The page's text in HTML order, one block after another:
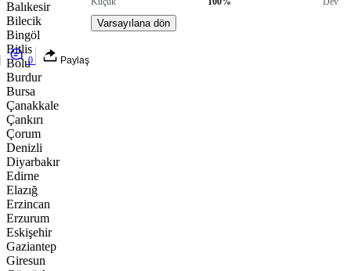
Balıkesir
Bilecik
Bingöl
Bitlis
Bolu
Burdur
Bursa
Çanakkale
Çankırı
Çorum
Denizli
Diyarbakır
Edirne
Elazığ
Erzincan
Erzurum
Eskişehir
Gaziantep
Giresun
Varsayılana dön
0 Paylaş